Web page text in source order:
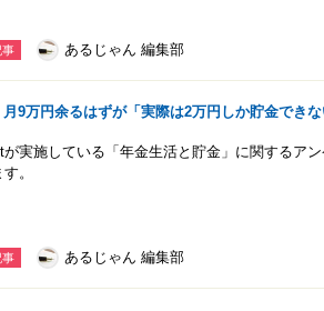
事 あるじゃん 編集部
月9万円余るはずが「実際は2万円しか貯金でき
が実施している「年金生活と貯金」に関するア
。
事 あるじゃん 編集部